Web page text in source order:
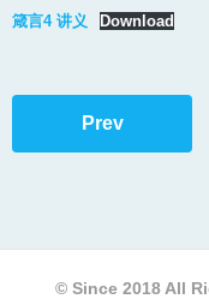
箴言4 讲义 Download
Prev
© Since 2018 All